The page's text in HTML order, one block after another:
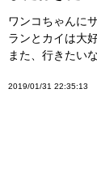
ワンコちゃんに
ランとカイは大
また、行きたい
2019/01/31 22:35:13